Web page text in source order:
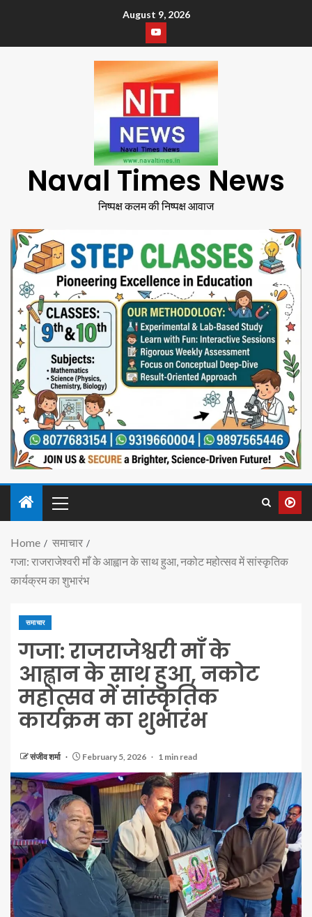
August 9, 2026
Naval Times News
निष्पक्ष कलम की निष्पक्ष आवाज
Home
समाचार
गजा: राजराजेश्वरी माँ के आह्वान के साथ हुआ, नकोट महोत्सव में सांस्कृतिक
कार्यक्रम का शुभारंभ
समाचार
गजा: राजराजेश्वरी माँ के
आह्वान के साथ हुआ, नकोट
महोत्सव में सांस्कृतिक
कार्यक्रम का शुभारंभ
संजीव शर्मा February 5, 2026 1 min read